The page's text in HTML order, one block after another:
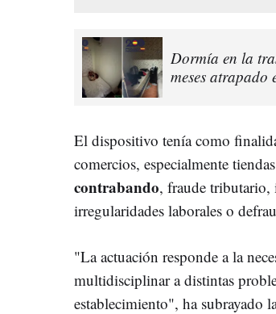
Dormía en la
meses atrapado
El dispositivo tenía como
comercios, especialmente
contrabando, fraude tributario,
irregularidades laborales o
"La actuación responde a la
multidisciplinar a distintas
establecimiento", ha subrayado